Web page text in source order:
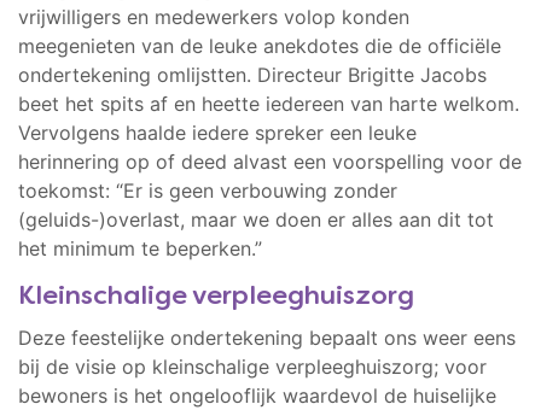
vrijwilligers en medewerkers volop konden
meegenieten van de leuke anekdotes die de officiële
ondertekening omlijstten. Directeur Brigitte Jacobs
beet het spits af en heette iedereen van harte welkom.
Vervolgens haalde iedere spreker een leuke
herinnering op of deed alvast een voorspelling voor de
toekomst: “Er is geen verbouwing zonder
(geluids-)overlast, maar we doen er alles aan dit tot
het minimum te beperken.”
Kleinschalige verpleeghuiszorg
Deze feestelijke ondertekening bepaalt ons weer eens
bij de visie op kleinschalige verpleeghuiszorg; voor
bewoners is het ongelooflijk waardevol de huiselijke